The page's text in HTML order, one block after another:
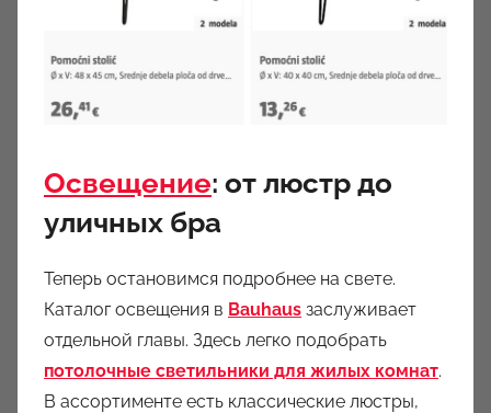
Освещение: от люстр до
уличных бра
Теперь остановимся подробнее на свете.
Каталог освещения в Bauhaus заслуживает
отдельной главы. Здесь легко подобрать
потолочные светильники для жилых комнат.
В ассортименте есть классические люстры,